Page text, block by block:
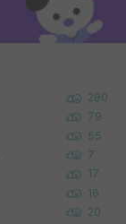
280
79
55
7
17
16
20